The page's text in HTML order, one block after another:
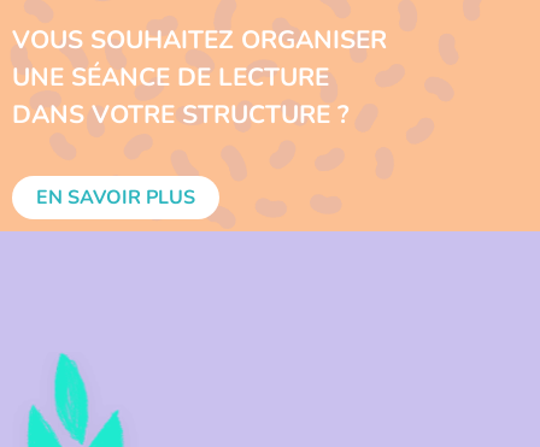
VOUS SOUHAITEZ ORGANISER
UNE SÉANCE DE LECTURE
DANS VOTRE STRUCTURE ?
EN SAVOIR PLUS